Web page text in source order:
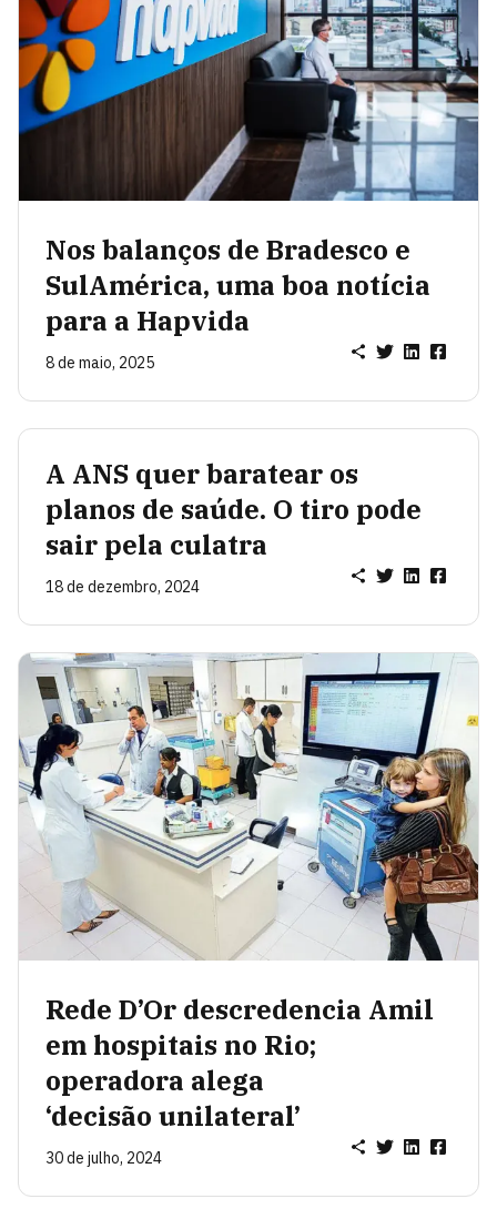
Nos balanços de Bradesco e
SulAmérica, uma boa notícia
para a Hapvida
8 de maio, 2025
A ANS quer baratear os
planos de saúde. O tiro pode
sair pela culatra
18 de dezembro, 2024
Rede D’Or descredencia Amil
em hospitais no Rio;
operadora alega
‘decisão unilateral’
30 de julho, 2024